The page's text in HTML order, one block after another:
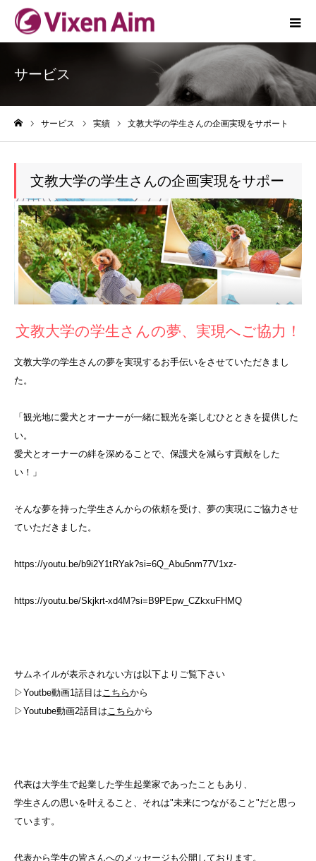
サービス
サービス 実績 文教大学の学生さんの企画実現をサポート
文教大学の学生さんの企画実現をサポー
ト
文教大学の学生さんの夢、実現へご協力！
文教大学の学生さんの夢を実現するお手伝いをさせていただきまし
た。
「観光地に愛犬とオーナーが一緒に観光を楽しむひとときを提供した
い。
愛犬とオーナーの絆を深めることで、保護犬を減らす貢献をした
い！」
そんな夢を持った学生さんからの依頼を受け、夢の実現にご協力させ
ていただきました。
https://youtu.be/b9i2Y1tRYak?si=6Q_Abu5nm77V1xz-
https://youtu.be/Skjkrt-xd4M?si=B9PEpw_CZkxuFHMQ
サムネイルが表示されない方は以下よりご覧下さい
▷Youtbe動画1話目はこちらから
▷Youtube動画2話目はこちらから
代表は大学生で起業した学生起業家であったこともあり、
学生さんの思いを叶えること、それは"未来につながること"だと思っ
ています。
代表から学生の皆さんへのメッセージ も公開しております。